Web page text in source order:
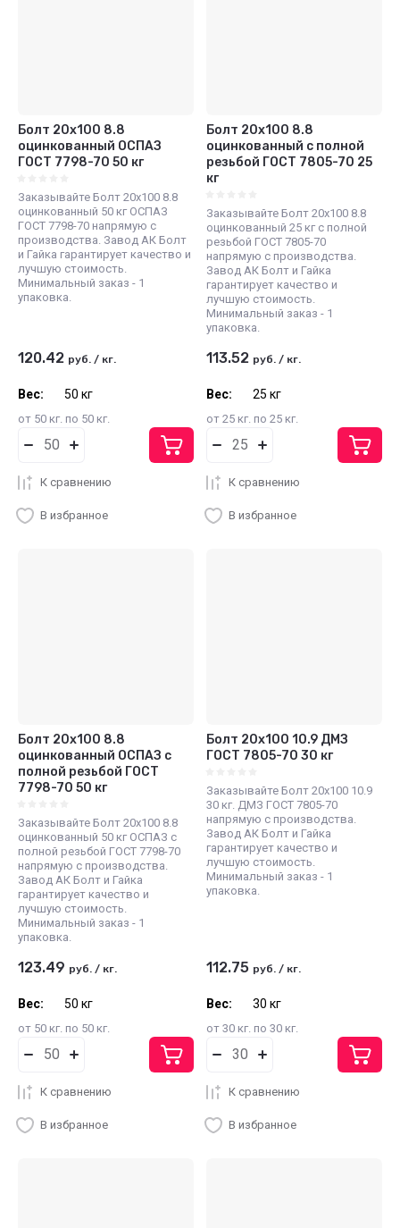
Болт 20х100 8.8
оцинкованный ОСПАЗ
ГОСТ 7798-70 50 кг
Заказывайте Болт 20х100 8.8
оцинкованный 50 кг ОСПАЗ
ГОСТ 7798-70 напрямую с
производства. Завод АК Болт
и Гайка гарантирует качество и
лучшую стоимость.
Минимальный заказ - 1
упаковка.
120.42 руб. / кг.
Вес: 50 кг
от 50 кг. по 50 кг.
К сравнению
В избранное
Болт 20х100 8.8
оцинкованный с полной
резьбой ГОСТ 7805-70 25
кг
Заказывайте Болт 20х100 8.8
оцинкованный 25 кг с полной
резьбой ГОСТ 7805-70
напрямую с производства.
Завод АК Болт и Гайка
гарантирует качество и
лучшую стоимость.
Минимальный заказ - 1
упаковка.
113.52 руб. / кг.
Вес: 25 кг
от 25 кг. по 25 кг.
К сравнению
В избранное
Болт 20х100 8.8
оцинкованный ОСПАЗ с
полной резьбой ГОСТ
7798-70 50 кг
Заказывайте Болт 20х100 8.8
оцинкованный 50 кг ОСПАЗ с
полной резьбой ГОСТ 7798-70
напрямую с производства.
Завод АК Болт и Гайка
гарантирует качество и
лучшую стоимость.
Минимальный заказ - 1
упаковка.
123.49 руб. / кг.
Вес: 50 кг
от 50 кг. по 50 кг.
К сравнению
В избранное
Болт 20х100 10.9 ДМЗ
ГОСТ 7805-70 30 кг
Заказывайте Болт 20х100 10.9
30 кг. ДМЗ ГОСТ 7805-70
напрямую с производства.
Завод АК Болт и Гайка
гарантирует качество и
лучшую стоимость.
Минимальный заказ - 1
упаковка.
112.75 руб. / кг.
Вес: 30 кг
от 30 кг. по 30 кг.
К сравнению
В избранное